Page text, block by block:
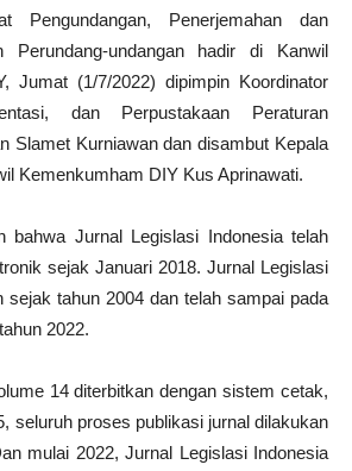
Pengundangan, Penerjemahan dan
Perundang-undangan hadir di Kanwil
Jumat (1/7/2022) dipimpin Koordinator
dan Perpustakaan Peraturan
Slamet Kurniawan dan disambut Kepala
Kemenkumham DIY Kus Aprinawati.
bahwa Jurnal Legislasi Indonesia telah
sejak Januari 2018. Jurnal Legislasi
sejak tahun 2004 dan telah sampai pada
2022.
14 diterbitkan dengan sistem cetak,
seluruh proses publikasi jurnal dilakukan
mulai 2022, Jurnal Legislasi Indonesia